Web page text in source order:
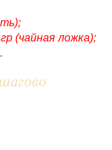
(чайная ложка);